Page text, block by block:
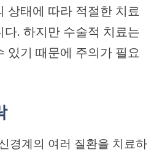
상태에 따라 적절한 치료
. 하지만 수술적 치료는
있기 때문에 주의가 필요
경계의 여러 질환을 치료하